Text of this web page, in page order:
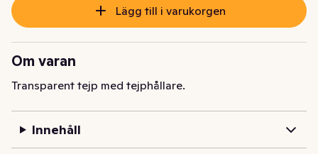
Lägg till i varukorgen
Om varan
Transparent tejp med tejphållare.
Innehåll